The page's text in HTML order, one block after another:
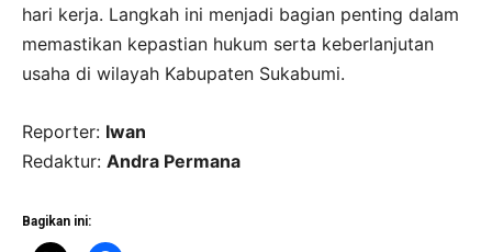
hari kerja. Langkah ini menjadi bagian penting dalam
memastikan kepastian hukum serta keberlanjutan
usaha di wilayah Kabupaten Sukabumi.
Reporter: Iwan
Redaktur: Andra Permana
Bagikan ini: